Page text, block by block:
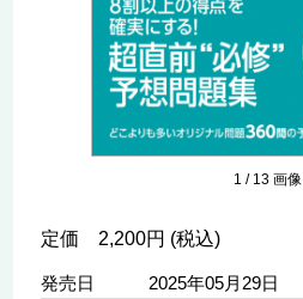
1 / 13 画像
定価 2,200円 (税込)
発売日
2025年05月29日